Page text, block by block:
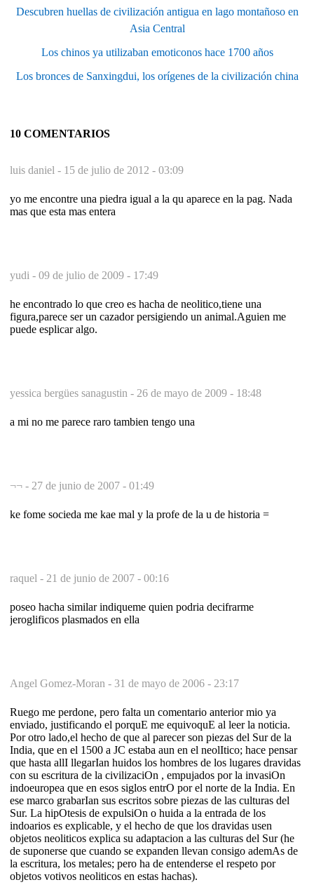
Descubren huellas de civilización antigua en lago montañoso en
Asia Central
Los chinos ya utilizaban emoticonos hace 1700 años
Los bronces de Sanxingdui, los orígenes de la civilización china
10 COMENTARIOS
luis daniel - 15 de julio de 2012 - 03:09
yo me encontre una piedra igual a la qu aparece en la pag. Nada
mas que esta mas entera
yudi - 09 de julio de 2009 - 17:49
he encontrado lo que creo es hacha de neolitico,tiene una
figura,parece ser un cazador persigiendo un animal.Aguien me
puede esplicar algo.
yessica bergües sanagustin - 26 de mayo de 2009 - 18:48
a mi no me parece raro tambien tengo una
¬¬ - 27 de junio de 2007 - 01:49
ke fome socieda me kae mal y la profe de la u de historia =
raquel - 21 de junio de 2007 - 00:16
poseo hacha similar indiqueme quien podria decifrarme
jeroglificos plasmados en ella
Angel Gomez-Moran - 31 de mayo de 2006 - 23:17
Ruego me perdone, pero falta un comentario anterior mio ya
enviado, justificando el porquE me equivoquE al leer la noticia.
Por otro lado,el hecho de que al parecer son piezas del Sur de la
India, que en el 1500 a JC estaba aun en el neolItico; hace pensar
que hasta allI llegarIan huidos los hombres de los lugares dravidas
con su escritura de la civilizaciOn , empujados por la invasiOn
indoeuropea que en esos siglos entrO por el norte de la India. En
ese marco grabarIan sus escritos sobre piezas de las culturas del
Sur. La hipOtesis de expulsiOn o huida a la entrada de los
indoarios es explicable, y el hecho de que los dravidas usen
objetos neoliticos explica su adaptacion a las culturas del Sur (he
de suponerse que cuando se expanden llevan consigo ademAs de
la escritura, los metales; pero ha de entenderse el respeto por
objetos votivos neoliticos en estas hachas).